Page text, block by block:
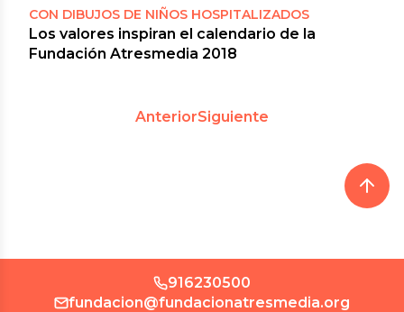
CON DIBUJOS DE NIÑOS HOSPITALIZADOS
Los valores inspiran el calendario de la
Fundación Atresmedia 2018
AnteriorSiguiente
916230500
fundacion@fundacionatresmedia.org